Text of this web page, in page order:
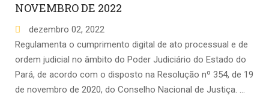
NOVEMBRO DE 2022
dezembro 02, 2022
Regulamenta o cumprimento digital de ato processual e de
ordem judicial no âmbito do Poder Judiciário do Estado do
Pará, de acordo com o disposto na Resolução nº 354, de 19
de novembro de 2020, do Conselho Nacional de Justiça. …